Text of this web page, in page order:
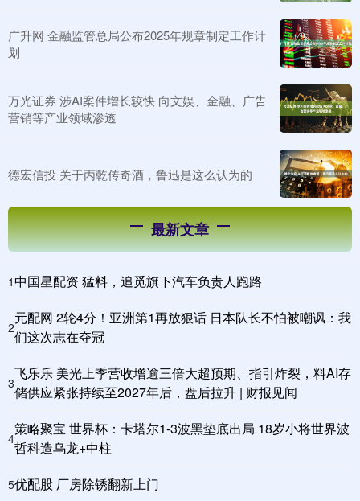
广升网 金融监管总局公布2025年规章制定工作计
划
万光证券 涉AI案件增长较快 向文娱、金融、广告
营销等产业领域渗透
德宏信投 关于丙乾传奇酒，鲁迅是这么认为的
最新文章
1中国星配资 猛料，追觅旗下汽车负责人跑路
2
元配网 2轮4分！亚洲第1再放狠话 日本队长不怕被嘲讽：我
们这次志在夺冠
3
飞乐乐 美光上季营收增逾三倍大超预期、指引炸裂，料AI存
储供应紧张持续至2027年后，盘后拉升 | 财报见闻
4
策略聚宝 世界杯：卡塔尔1-3波黑垫底出局 18岁小将世界波
哲科造乌龙+中柱
5优配股 厂房除锈翻新上门